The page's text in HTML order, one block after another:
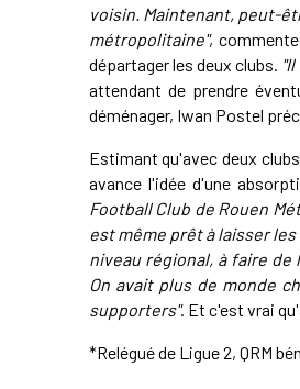
voisin. Maintenant, peut-
métropolitaine",
départager les deux clubs.
attendant de prendre
déménager, Iwan Postel
Estimant qu'avec deux
avance l'idée d'une
Football Club de Rouen
est même prêt à laisser
niveau régional, à faire
On avait plus de monde
supporters". Et c'est vrai
*Relégué de Ligue 2, QRM